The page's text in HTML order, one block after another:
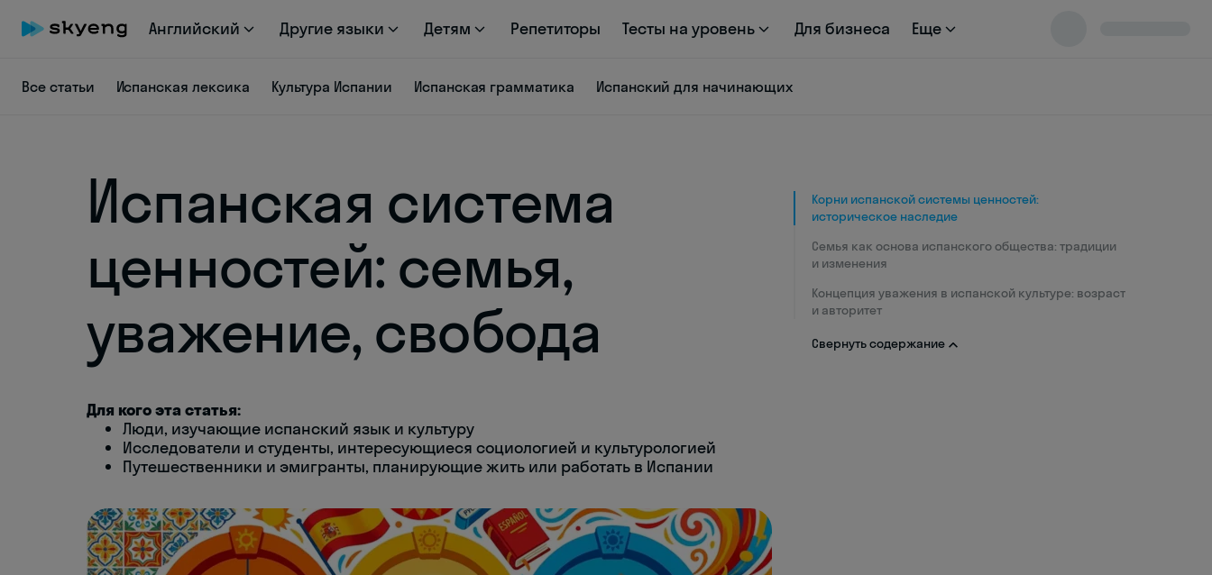
Английский Другие языки Детям Репетиторы Тесты на уровень Для бизнеса Еще
Все статьи Испанская лексика Культура Испании Испанская грамматика Испанский для начинающих
Испанская система
ценностей: семья,
уважение, свобода
Для кого эта статья:
Люди, изучающие испанский язык и культуру
Исследователи и студенты, интересующиеся социологией и культурологией
Путешественники и эмигранты, планирующие жить или работать в Испании
Корни испанской системы ценностей:
историческое наследие
Семья как основа испанского общества: традиции
и изменения
Концепция уважения в испанской культуре: возраст
и авторитет
Свернуть содержание